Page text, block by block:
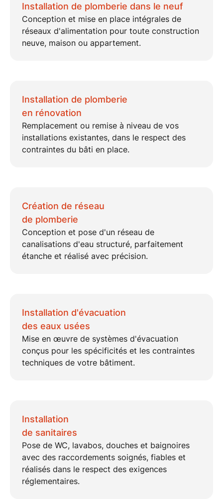
Installation de plomberie dans le neuf
Conception et mise en place intégrales de
réseaux d'alimentation pour toute construction
neuve, maison ou appartement.
Installation de plomberie
en rénovation
Remplacement ou remise à niveau de vos
installations existantes, dans le respect des
contraintes du bâti en place.
Création de réseau
de plomberie
Conception et pose d'un réseau de
canalisations d'eau structuré, parfaitement
étanche et réalisé avec précision.
Installation d'évacuation
des eaux usées
Mise en œuvre de systèmes d'évacuation
conçus pour les spécificités et les contraintes
techniques de votre bâtiment.
Installation
de sanitaires
Pose de WC, lavabos, douches et baignoires
avec des raccordements soignés, fiables et
réalisés dans le respect des exigences
réglementaires.